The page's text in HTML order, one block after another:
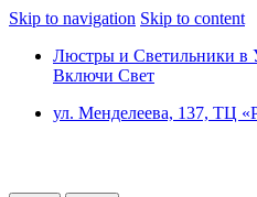
Skip to navigation Skip to content
Люстры и Светильники в
Включи Свет
ул. Менделеева, 137, ТЦ